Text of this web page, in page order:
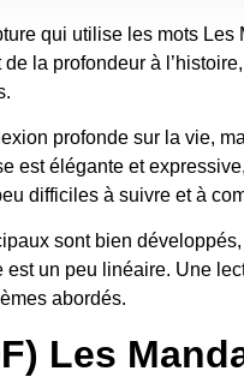
qui utilise les mots
la profondeur à
profonde sur la vie,
est élégante et
difficiles à suivre et à
sont bien
est un peu linéaire. Une
abordés.
Les